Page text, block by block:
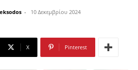
- 10 Δεκεμβρίου 2024
X Pinterest